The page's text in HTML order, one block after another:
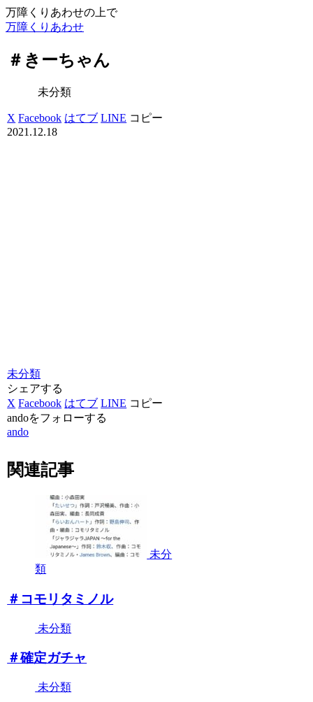
万障くりあわせの上で
万障くりあわせ
＃きーちゃん
未分類
X Facebook はてブ LINE コピー
2021.12.18
未分類
シェアする
X Facebook はてブ LINE コピー
andoをフォローする
ando
関連記事
未分
類
＃コモリタミノル
未分類
＃確定ガチャ
未分類